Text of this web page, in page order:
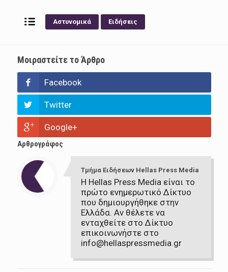
Αστυνομικά Ειδήσεις
Μοιραστείτε το Άρθρο
Facebook
Twitter
Google+
Αρθρογράφος
Τμήμα Ειδήσεων Hellas Press Media
Η Hellas Press Media είναι το
πρώτο ενημερωτικό Δίκτυο
που δημιουργήθηκε στην
Ελλάδα. Αν θέλετε να
ενταχθείτε στο Δίκτυο
επικοινωνήστε στο
info@hellaspressmedia.gr